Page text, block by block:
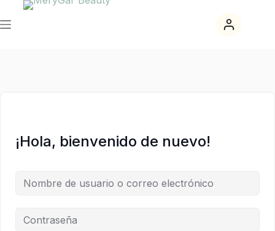
Saltar
al
Saltar
al
¡Hola, bienvenido de nuevo!